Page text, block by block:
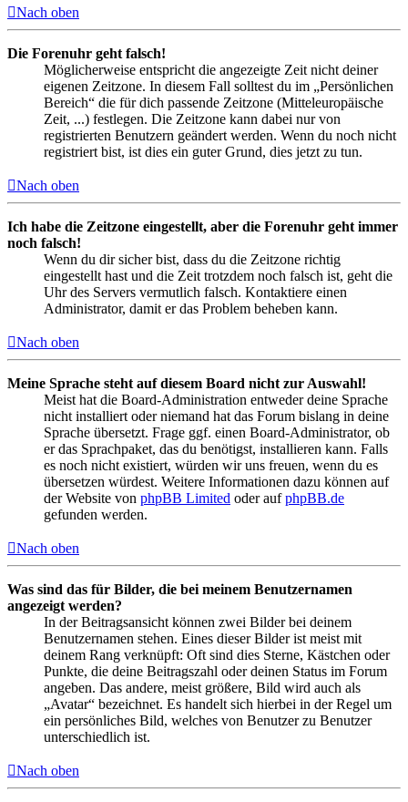
Nach oben
Die Forenuhr geht falsch!
Möglicherweise entspricht die angezeigte Zeit nicht deiner
eigenen Zeitzone. In diesem Fall solltest du im „Persönlichen
Bereich“ die für dich passende Zeitzone (Mitteleuropäische
Zeit, ...) festlegen. Die Zeitzone kann dabei nur von
registrierten Benutzern geändert werden. Wenn du noch nicht
registriert bist, ist dies ein guter Grund, dies jetzt zu tun.
Nach oben
Ich habe die Zeitzone eingestellt, aber die Forenuhr geht immer
noch falsch!
Wenn du dir sicher bist, dass du die Zeitzone richtig
eingestellt hast und die Zeit trotzdem noch falsch ist, geht die
Uhr des Servers vermutlich falsch. Kontaktiere einen
Administrator, damit er das Problem beheben kann.
Nach oben
Meine Sprache steht auf diesem Board nicht zur Auswahl!
Meist hat die Board-Administration entweder deine Sprache
nicht installiert oder niemand hat das Forum bislang in deine
Sprache übersetzt. Frage ggf. einen Board-Administrator, ob
er das Sprachpaket, das du benötigst, installieren kann. Falls
es noch nicht existiert, würden wir uns freuen, wenn du es
übersetzen würdest. Weitere Informationen dazu können auf
der Website von phpBB Limited oder aufphpBB.de
gefunden werden.
Nach oben
Was sind das für Bilder, die bei meinem Benutzernamen
angezeigt werden?
In der Beitragsansicht können zwei Bilder bei deinem
Benutzernamen stehen. Eines dieser Bilder ist meist mit
deinem Rang verknüpft: Oft sind dies Sterne, Kästchen oder
Punkte, die deine Beitragszahl oder deinen Status im Forum
angeben. Das andere, meist größere, Bild wird auch als
„Avatar“ bezeichnet. Es handelt sich hierbei in der Regel um
ein persönliches Bild, welches von Benutzer zu Benutzer
unterschiedlich ist.
Nach oben